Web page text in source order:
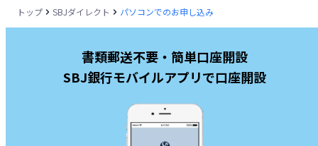
トップ SBJダイレクト パソコンでのお申し込み
書類郵送不要・簡単口座開設
SBJ銀行モバイルアプリで口座開設